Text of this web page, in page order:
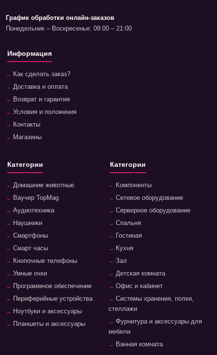
График обработки онлайн-заказов
Понедельник – Воскресенье: 09:00 – 21:00
Информация
Как сделать заказ?
Доставка и оплата
Возврат и гарантия
Условия и положения
Контакты
Магазины
Категории
Домашние животные
Ваучер TopMag
Аудиотехника
Наушники
Смартфоны
Смарт часы
Кнопочные телефоны
Умные очки
Программное обеспечение
Периферийные устройства
Ноутбуки и аксессуары
Планшеты и аксессуары
Категории
Компоненты
Сетевое оборудование
Серверное оборудование
Спальня
Гостиная
Кухня
Зал
Детская комната
Офис и кабинет
Системы хранения, полки,
стеллажи
Фурнитура и аксессуары для
мебели
Ванная комната